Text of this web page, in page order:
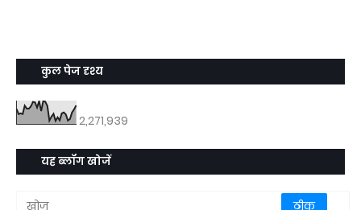
कुल पेज दृश्य
2,271,939
यह ब्लॉग खोजें